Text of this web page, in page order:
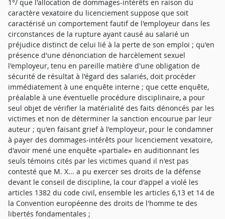
1°/ que l'allocation de dommages-intérêts en raison du
caractère vexatoire du licenciement suppose que soit
caractérisé un comportement fautif de l'employeur dans les
circonstances de la rupture ayant causé au salarié un
préjudice distinct de celui lié à la perte de son emploi ; qu'en
présence d'une dénonciation de harcèlement sexuel
l'employeur, tenu en pareille matière d'une obligation de
sécurité de résultat à l'égard des salariés, doit procéder
immédiatement à une enquête interne ; que cette enquête,
préalable à une éventuelle procédure disciplinaire, a pour
seul objet de vérifier la matérialité des faits dénoncés par les
victimes et non de déterminer la sanction encourue par leur
auteur ; qu'en faisant grief à l'employeur, pour le condamner
à payer des dommages-intérêts pour licenciement vexatoire,
d'avoir mené une enquête «partiale» en auditionnant les
seuls témoins cités par les victimes quand il n'est pas
contesté que M. X... a pu exercer ses droits de la défense
devant le conseil de discipline, la cour d'appel a violé les
articles 1382 du code civil, ensemble les articles 6,13 et 14 de
la Convention européenne des droits de l'homme te des
libertés fondamentales ;